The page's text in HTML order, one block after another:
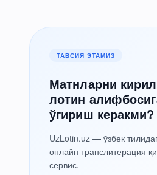
ТАВСИЯ ЭТАМИЗ
Матнларни
лотин
ўгириш керакми?
UzLotin.uz — ўзбек
онлайн транслитерация
сервис.